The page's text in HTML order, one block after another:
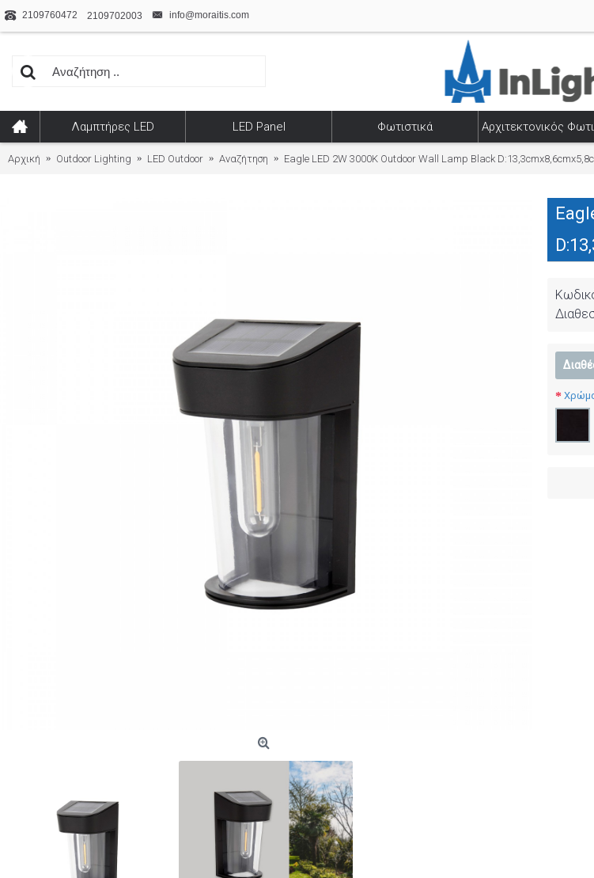
2109760472 2109702003 info@moraitis.com
Λαμπτήρες LED LED Panel Φωτιστικά Αρχιτεκτονικός
Αρχική Outdoor Lighting LED Outdoor Αναζήτηση Eagle LED 2W 3000K Outdoor Wall Lamp Black